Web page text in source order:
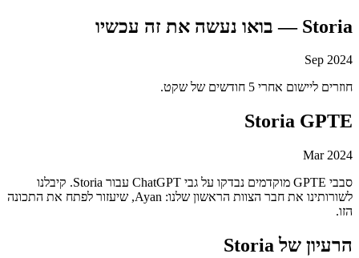
Storia — בואו נעשה את זה עכשיו
Sep 2024
חוזרים ליישום אחרי 5 חודשים של שקט.
Storia GPTE
Mar 2024
סבבי GPTE מוקדמים נבדקו על גבי ChatGPT עבור Storia. קיבלנו
לשורותינו את חבר הצוות הראשון שלנו: Ayan, שיעזור לפתח את התכונה
הזו.
הרעיון של Storia